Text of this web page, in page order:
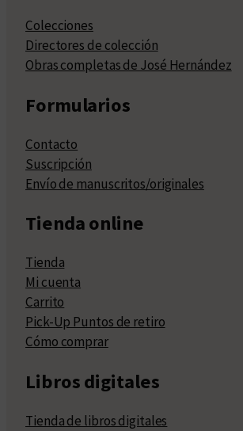
Colecciones
Directores de colección
Obras completas de José Hernández
Formularios
Contacto
Suscripción
Envío de manuscritos/originales
Tienda online
Tienda
Mi cuenta
Carrito
Pick-Up Puntos de retiro
Cómo comprar
Libros digitales
Tienda de libros digitales